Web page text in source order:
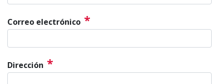
Correo electrónico *
Dirección *